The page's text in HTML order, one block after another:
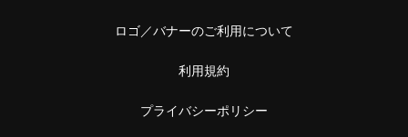
ロゴ／バナーのご利用について
利用規約
プライバシーポリシー